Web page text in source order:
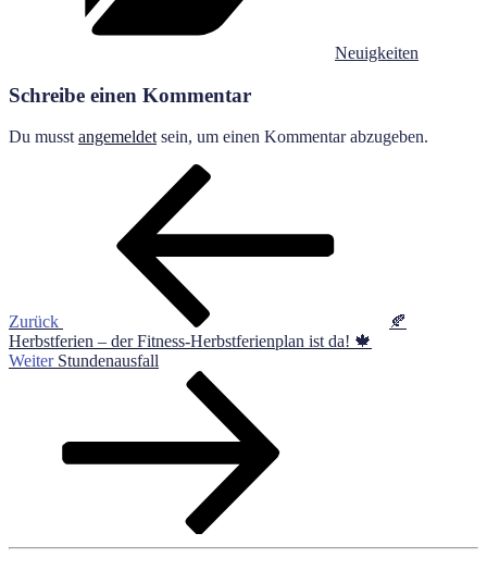
Neuigkeiten
Schreibe einen Kommentar
Du musst angemeldet sein, um einen Kommentar abzugeben.
Beitragsnavigation
Zurück
🍂
Herbstferien – der Fitness-Herbstferienplan ist da! 🍁
Nächster
Weiter Stundenausfall